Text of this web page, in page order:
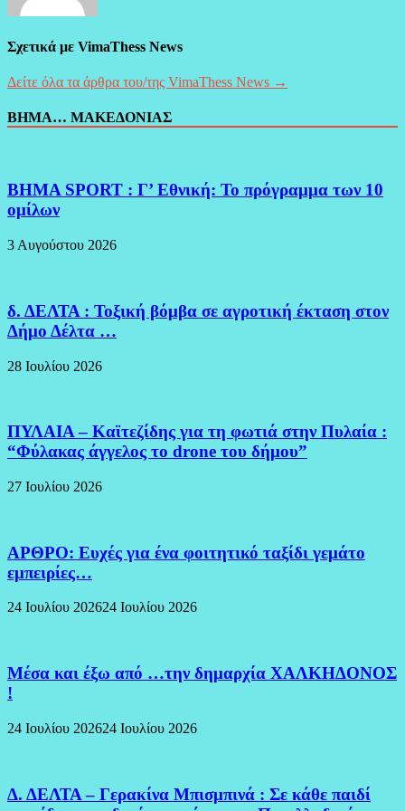
Σχετικά με VimaThess News
Δείτε όλα τα άρθρα του/της VimaThess News →
ΒΗΜΑ… ΜΑΚΕΔΟΝΙΑΣ
BHMA SPORT : Γ’ Εθνική: Το πρόγραμμα των 10
ομίλων
3 Αυγούστου 2026
δ. ΔΕΛΤΑ : Τοξική βόμβα σε αγροτική έκταση στον
Δήμο Δέλτα …
28 Ιουλίου 2026
ΠΥΛΑΙΑ – Καϊτεζίδης για τη φωτιά στην Πυλαία :
“Φύλακας άγγελος το drone του δήμου”
27 Ιουλίου 2026
ΑΡΘΡΟ: Ευχές για ένα φοιτητικό ταξίδι γεμάτο
εμπειρίες…
24 Ιουλίου 202624 Ιουλίου 2026
Μέσα και έξω από …την δημαρχία ΧΑΛΚΗΔΟΝΟΣ
!
24 Ιουλίου 202624 Ιουλίου 2026
Δ. ΔΕΛΤΑ – Γερακίνα Μπισμπινά : Σε κάθε παιδί